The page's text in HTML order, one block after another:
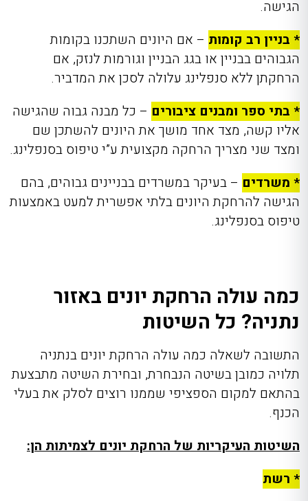
הגישה.
* בניין רב קומות – אם היונים השתכנו בקומות
הגבוהים בבניין או בגג הבניין וגורמות לנזק, אם
הרחקתן ללא סנפלינג עלולה לסכן את המדביר.
* בתי ספר ומבנים ציבורים – כל מבנה גבוה שהגישה
אליו קשה, מצד אחד מושך את היונים להשתכן שם
ומצד שני מצריך הרחקה מקצועית ע”י טיפוס בסנפלינג.
* משרדים – בעיקר במשרדים בבניינים גבוהים, בהם
הגישה להרחקת היונים בלתי אפשרית למעט באמצעות
טיפוס בסנפלינג.
כמה עולה הרחקת יונים באזור
נתניה? כל השיטות
התשובה לשאלה כמה עולה הרחקת יונים בנתניה
תלויה כמובן בשיטה הנבחרת, ובחירת השיטה מתבצעת
בהתאם למקום הספציפי שממנו רוצים לסלק את בעלי
הכנף.
השיטות העיקריות של הרחקת יונים לצמיתות הן:
* רשת